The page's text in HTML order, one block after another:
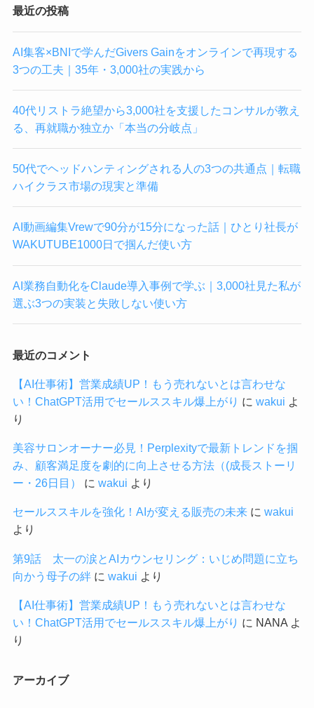
最近の投稿
AI集客×BNIで学んだGivers Gainをオンラインで再現する
3つの工夫｜35年・3,000社の実践から
40代リストラ絶望から3,000社を支援したコンサルが教え
る、再就職か独立か「本当の分岐点」
50代でヘッドハンティングされる人の3つの共通点｜転職
ハイクラス市場の現実と準備
AI動画編集Vrewで90分が15分になった話｜ひとり社長が
WAKUTUBE1000日で掴んだ使い方
AI業務自動化をClaude導入事例で学ぶ｜3,000社見た私が
選ぶ3つの実装と失敗しない使い方
最近のコメント
【AI仕事術】営業成績UP！もう売れないとは言わせな
い！ChatGPT活用でセールススキル爆上がり に wakui よ
り
美容サロンオーナー必見！Perplexityで最新トレンドを掴
み、顧客満足度を劇的に向上させる方法（(成長ストーリ
ー・26日目）
に wakui より
セールススキルを強化！AIが変える販売の未来に wakui
より
第9話 太一の涙とAIカウンセリング：いじめ問題に立ち
向かう母子の絆に wakui より
【AI仕事術】営業成績UP！もう売れないとは言わせな
い！ChatGPT活用でセールススキル爆上がり に NANAよ
り
アーカイブ